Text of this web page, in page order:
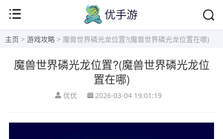
主页 > 游戏攻略 > 魔兽世界磷光龙位置?(魔兽世界磷光龙位置在哪)
魔兽世界磷光龙位置?(魔兽世界磷光龙位
置在哪)
优优 2026-03-04 19:01:19